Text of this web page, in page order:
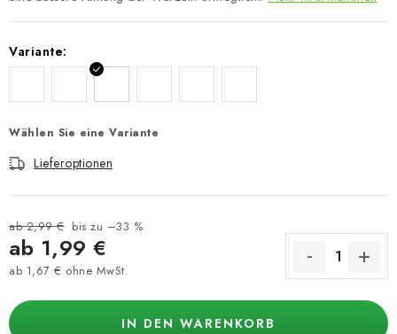
Variante:
Wählen Sie eine Variante
Lieferoptionen
ab 2,99 € bis zu –33 %
ab 1,99 €
ab 1,67 € ohne MwSt.
IN DEN WARENKORB